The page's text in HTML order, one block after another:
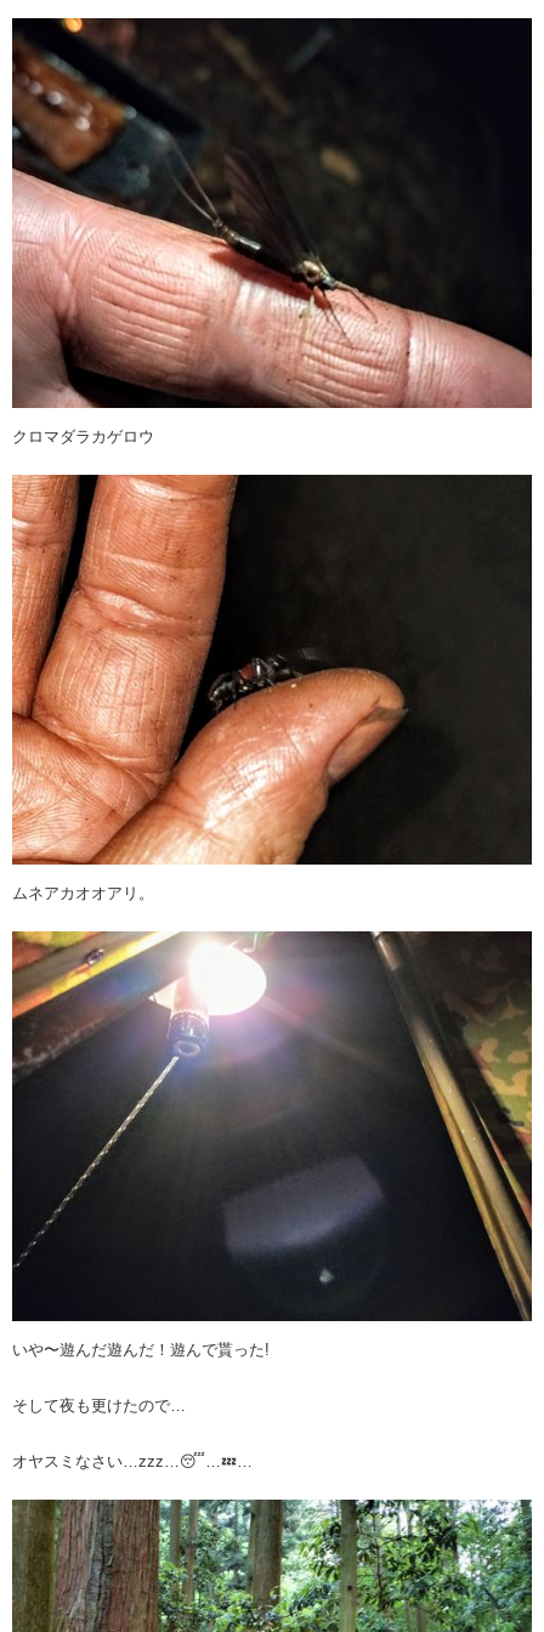
クロマダラカゲロウ
ムネアカオオアリ。
いや〜遊んだ遊んだ！遊んで貰った!
そして夜も更けたので…
オヤスミなさい…zzz…😴…💤…